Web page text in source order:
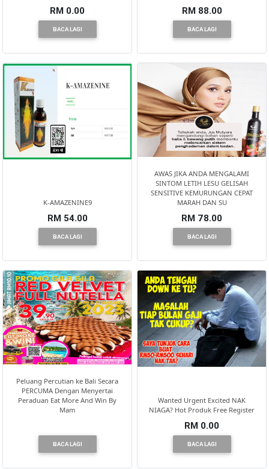
RM 0.00
BACA LAGI
RM 88.00
BACA LAGI
K-AMAZENINE9
RM 54.00
BACA LAGI
AWAS JIKA ANDA MENGALAMI
SINTOM LETIH LESU GELISAH
SENSITIVE KEMURUNGAN CEPAT
MARAH DAN SU
RM 78.00
BACA LAGI
Peluang Percutian ke Bali Secara
PERCUMA Dengan Menyertai
Peraduan Eat More And Win By
Mam
BACA LAGI
Wanted Urgent Excited NAK
NIAGA? Hot Produk Free Register
RM 0.00
BACA LAGI